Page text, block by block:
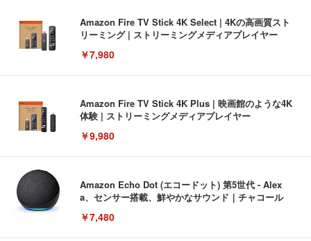
Amazon Fire TV Stick 4K Select | 4Kの高画質スト
リーミング | ストリーミングメディアプレイヤー
￥7,980
Amazon Fire TV Stick 4K Plus | 映画館のような4K
体験 | ストリーミングメディアプレイヤー
￥9,980
Amazon Echo Dot (エコードット) 第5世代 - Alex
a、センサー搭載、鮮やかなサウンド｜チャコール
￥7,480